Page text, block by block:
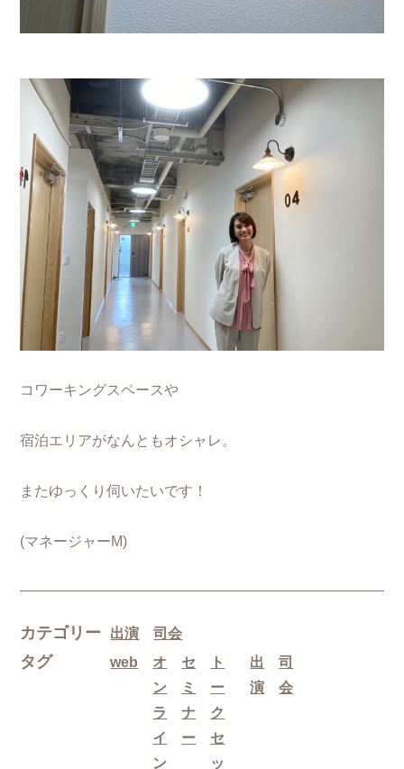
コワーキングスペースや
宿泊エリアがなんともオシャレ。
またゆっくり伺いたいです！
(マネージャーM)
カテゴリー 出演 司会
タグ web
オ
ン
ラ
イ
ン
セ
ミ
ナ
ー
ト
ー
ク
セ
ッ
出
演
司
会